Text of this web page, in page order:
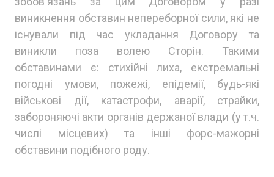
виникнення обставин непереборної сили, які не
існували під час укладання Договору та
виникли поза волею Сторін. Такими
обставинами є: стихійні лиха, екстремальні
погодні умови, пожежі, епідемії, будь-які
військові дії, катастрофи, аварії, страйки,
забороняючі акти органів держаної влади (у т.ч.
числі місцевих) та інші форс-мажорні
обставини подібного роду.